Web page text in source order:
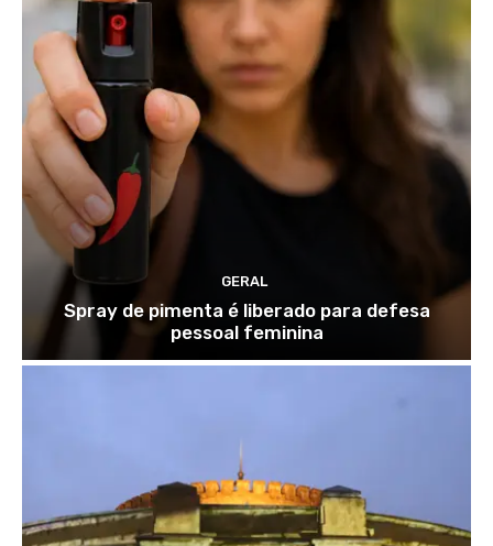
GERAL
Spray de pimenta é liberado para defesa
pessoal feminina